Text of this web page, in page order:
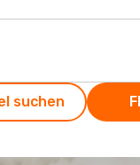
suchen